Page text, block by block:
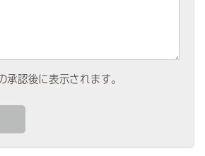
承認後に表示されます。